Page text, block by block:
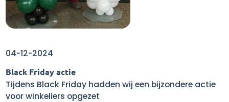
04-12-2024
Black Friday actie
Tijdens Black Friday hadden wij een bijzondere actie
voor winkeliers opgezet